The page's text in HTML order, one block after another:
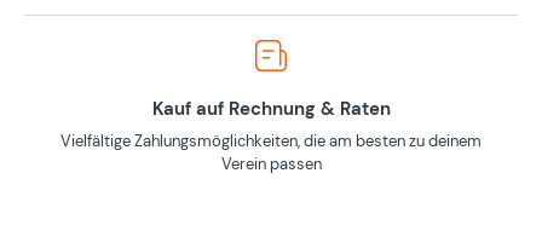
Kauf auf Rechnung & Raten
Vielfältige Zahlungsmöglichkeiten, die am besten zu deinem
Verein passen